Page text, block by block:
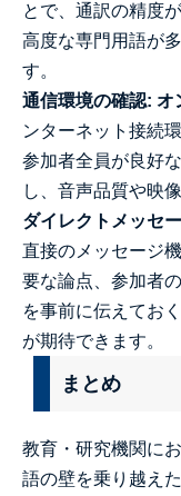
とで、通訳の精度
高度な専門用語が
す。
通信環境の確認: オ
ンターネット接続
参加者全員が良好
し、音声品質や映
ダイレクトメッセ
直接のメッセージ
要な論点、参加者
を事前に伝えてお
が期待できます。
まとめ
教育・研究機関に
語の壁を乗り越え